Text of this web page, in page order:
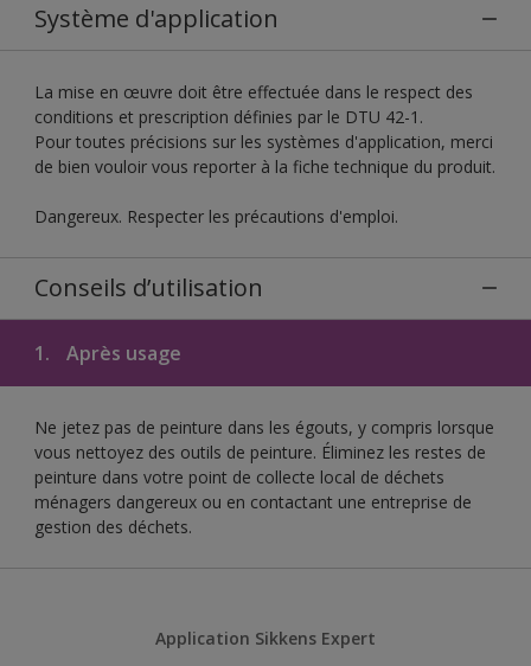
Système d'application
La mise en œuvre doit être effectuée dans le respect des
conditions et prescription définies par le DTU 42-1.
Pour toutes précisions sur les systèmes d'application, merci
de bien vouloir vous reporter à la fiche technique du produit.
Dangereux. Respecter les précautions d'emploi.
Conseils d’utilisation
1. Après usage
Ne jetez pas de peinture dans les égouts, y compris lorsque
vous nettoyez des outils de peinture. Éliminez les restes de
peinture dans votre point de collecte local de déchets
ménagers dangereux ou en contactant une entreprise de
gestion des déchets.
Application Sikkens Expert